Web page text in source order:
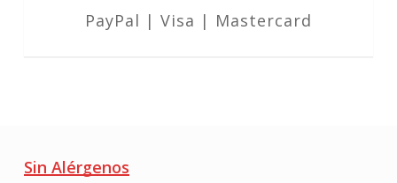
PayPal | Visa | Mastercard
Sin Alérgenos